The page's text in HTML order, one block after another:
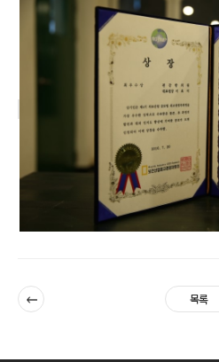
이전 목록